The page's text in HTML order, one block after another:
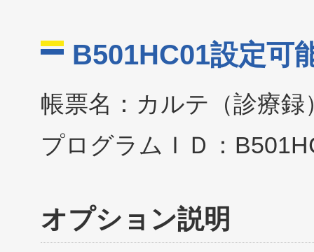
B501HC01設定可
帳票名：カルテ（診療
プログラムＩＤ：
オプション説明